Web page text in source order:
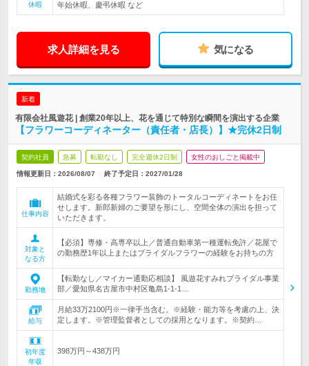
休暇
年始休暇、慶弔休暇 など
求人詳細を見る 気になる
新着
有限会社風遊花 | 創業20年以上、花を通じて特別な瞬間を演出する企業
【フラワーコーディネーター（責任者・店長）】★完休2日制
契約社員 急募 転勤なし 完全週休2日制 女性のおしごと掲載中
情報更新日：2026/08/07 終了予定日： 2027/01/28
仕事内容
結婚式を彩る各種フラワー装飾のトータルコーディネートをお任
せします。新郎新婦のご要望を形にし、空間全体の演出を担って
いただきます。
対象と
なる方
【必須】専修・高専卒以上／普通自動車第一種運転免許／花屋で
の勤務歴1年以上またはブライダルフラワーの経験をお持ちの方
勤務地
【転勤なし／マイカー通勤応相談】 風遊花すみれブライダル事業
部／愛知県名古屋市中村区亀島1-1-1…
給与
月給33万2100円※一律手当含む。※経験・能力等を考慮の上、決
定します。※管理監督者としての採用となります。※契約…
初年度
年収
398万円～438万円